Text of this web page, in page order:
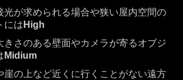
光が求められる場合や狭い屋内空間の
には High
きさのある壁面やカメラが寄るオブジ
Midium
崖の上など近くに行くことがない遠方